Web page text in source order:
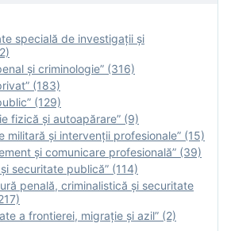
specială de investigaţii şi
și criminologie” (316)
(183)
(129)
fizică şi autoapărare” (9)
militară şi intervenţii profesionale” (15)
și comunicare profesională” (39)
securitate publică” (114)
penală, criminalistică și securitate
a frontierei, migrație și azil” (2)